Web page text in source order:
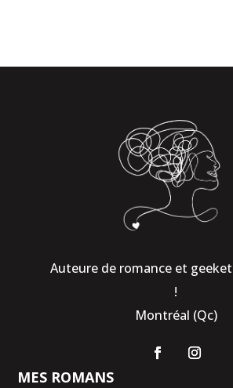
MES ROMANS
Auteure de romance et
!
Montréal (Qc)